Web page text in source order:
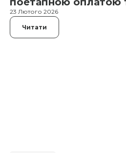
23 Лютого 2026
Читати